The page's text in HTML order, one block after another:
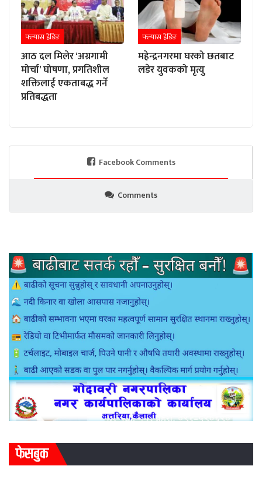
फ्ल्यास हेडिङ
आठ दल मिलेर ‘अग्रगामी
मोर्चा’ घोषणा, प्रगतिशील
शक्तिलाई एकताबद्ध गर्ने
प्रतिबद्धता
फ्ल्यास हेडिङ
महेन्द्रनगरमा घरको छतबाट
लडेर युवकको मृत्यु
Facebook Comments
Comments
फेसबुक